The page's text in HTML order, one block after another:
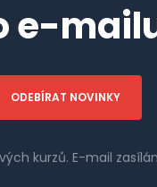
e-
kurzů. E-mail